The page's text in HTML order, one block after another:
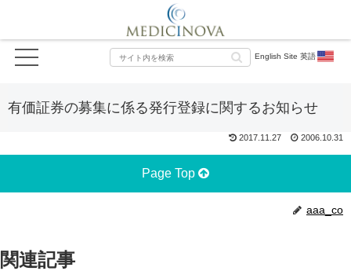
English Site 英語
有価証券の募集に係る発行登録に関するお知らせ
2017.11.27 2006.10.31
Page Top
aaa_co
関連記事